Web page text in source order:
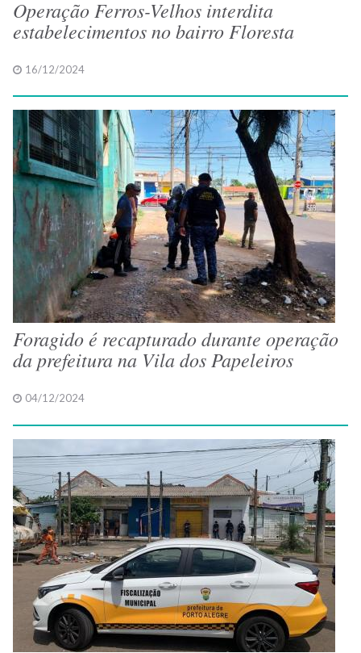
Operação Ferros-Velhos interdita
estabelecimentos no bairro Floresta
16/12/2024
Foragido é recapturado durante operação
da prefeitura na Vila dos Papeleiros
04/12/2024